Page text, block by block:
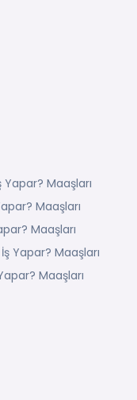
Maaşları
Maaşları
Maaşları
Yapar? Maaşları
Maaşları